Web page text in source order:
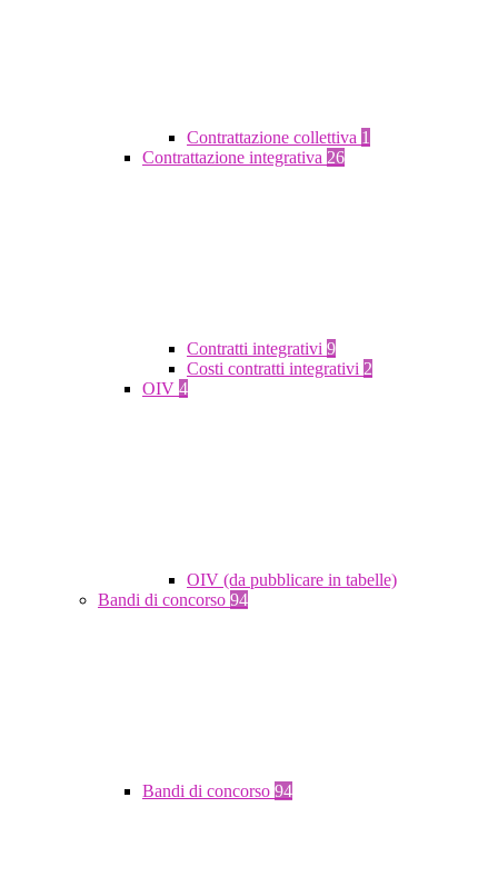
Contrattazione collettiva 1
Contrattazione integrativa 26
Contratti integrativi 9
Costi contratti integrativi 2
OIV 4
OIV (da pubblicare in tabelle)
Bandi di concorso 94
Bandi di concorso 94